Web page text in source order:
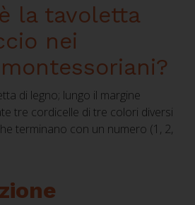
la tavoletta
nei
di legno; lungo il margine
tre cordicelle di tre colori diversi
terminano con un numero (1, 2,